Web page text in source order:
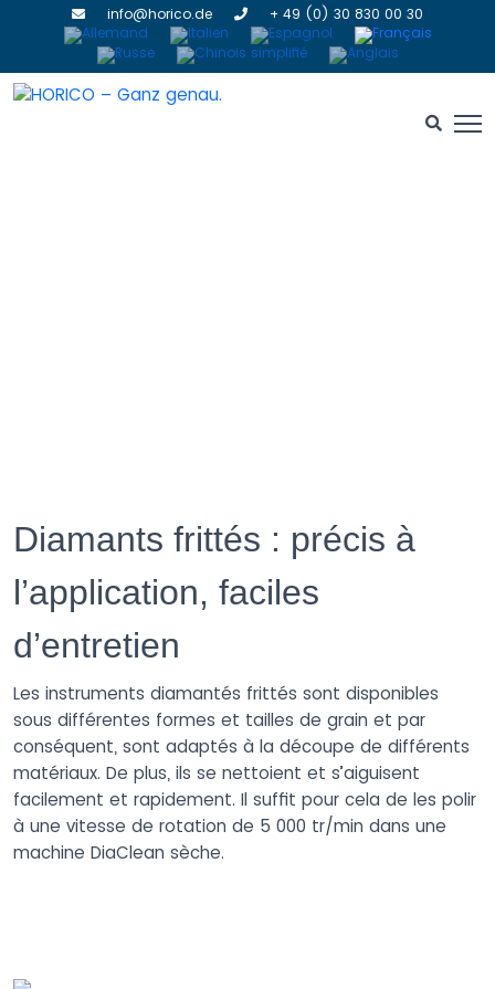
info@horico.de + 49 (0) 30 830 00 30
Diamants frittés : précis à
l’application, faciles
d’entretien
Les instruments diamantés frittés sont disponibles
sous différentes formes et tailles de grain et par
conséquent, sont adaptés à la découpe de différents
matériaux. De plus, ils se nettoient et s’aiguisent
facilement et rapidement. Il suffit pour cela de les polir
à une vitesse de rotation de 5 000 tr/min dans une
machine DiaClean sèche.